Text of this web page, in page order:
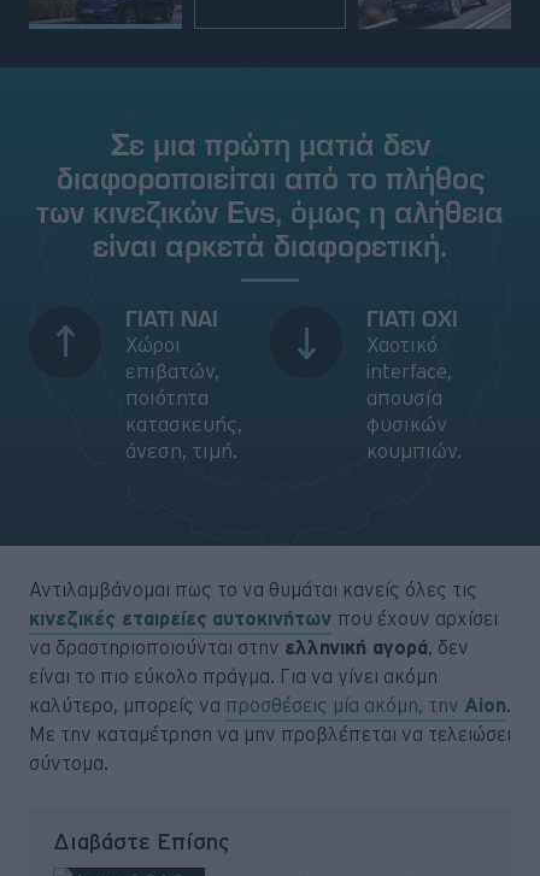
Σε μια πρώτη ματιά δεν
διαφοροποιείται από το πλήθος
των κινεζικών Evs, όμως η αλήθεια
είναι αρκετά διαφορετική.
ΓΙΑΤΙ ΝΑΙ
Χώροι
επιβατών,
ποιότητα
κατασκευής,
άνεση, τιμή.
ΓΙΑΤΙ ΟΧΙ
Χαοτικό
interface,
απουσία
φυσικών
κουμπιών.
Αντιλαμβάνομαι πως το να θυμάται κανείς όλες τις
κινεζικές εταιρείες αυτοκινήτων που έχουν αρχίσει
να δραστηριοποιούνται στην ελληνική αγορά, δεν
είναι το πιο εύκολο πράγμα. Για να γίνει ακόμη
καλύτερο, μπορείς να προσθέσεις μία ακόμη, την Aion.
Με την καταμέτρηση να μην προβλέπεται να τελειώσει
σύντομα.
Διαβάστε Επίσης